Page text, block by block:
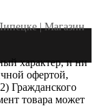
| Магазин
характер, и ни
офертой,
Гражданского
товара может